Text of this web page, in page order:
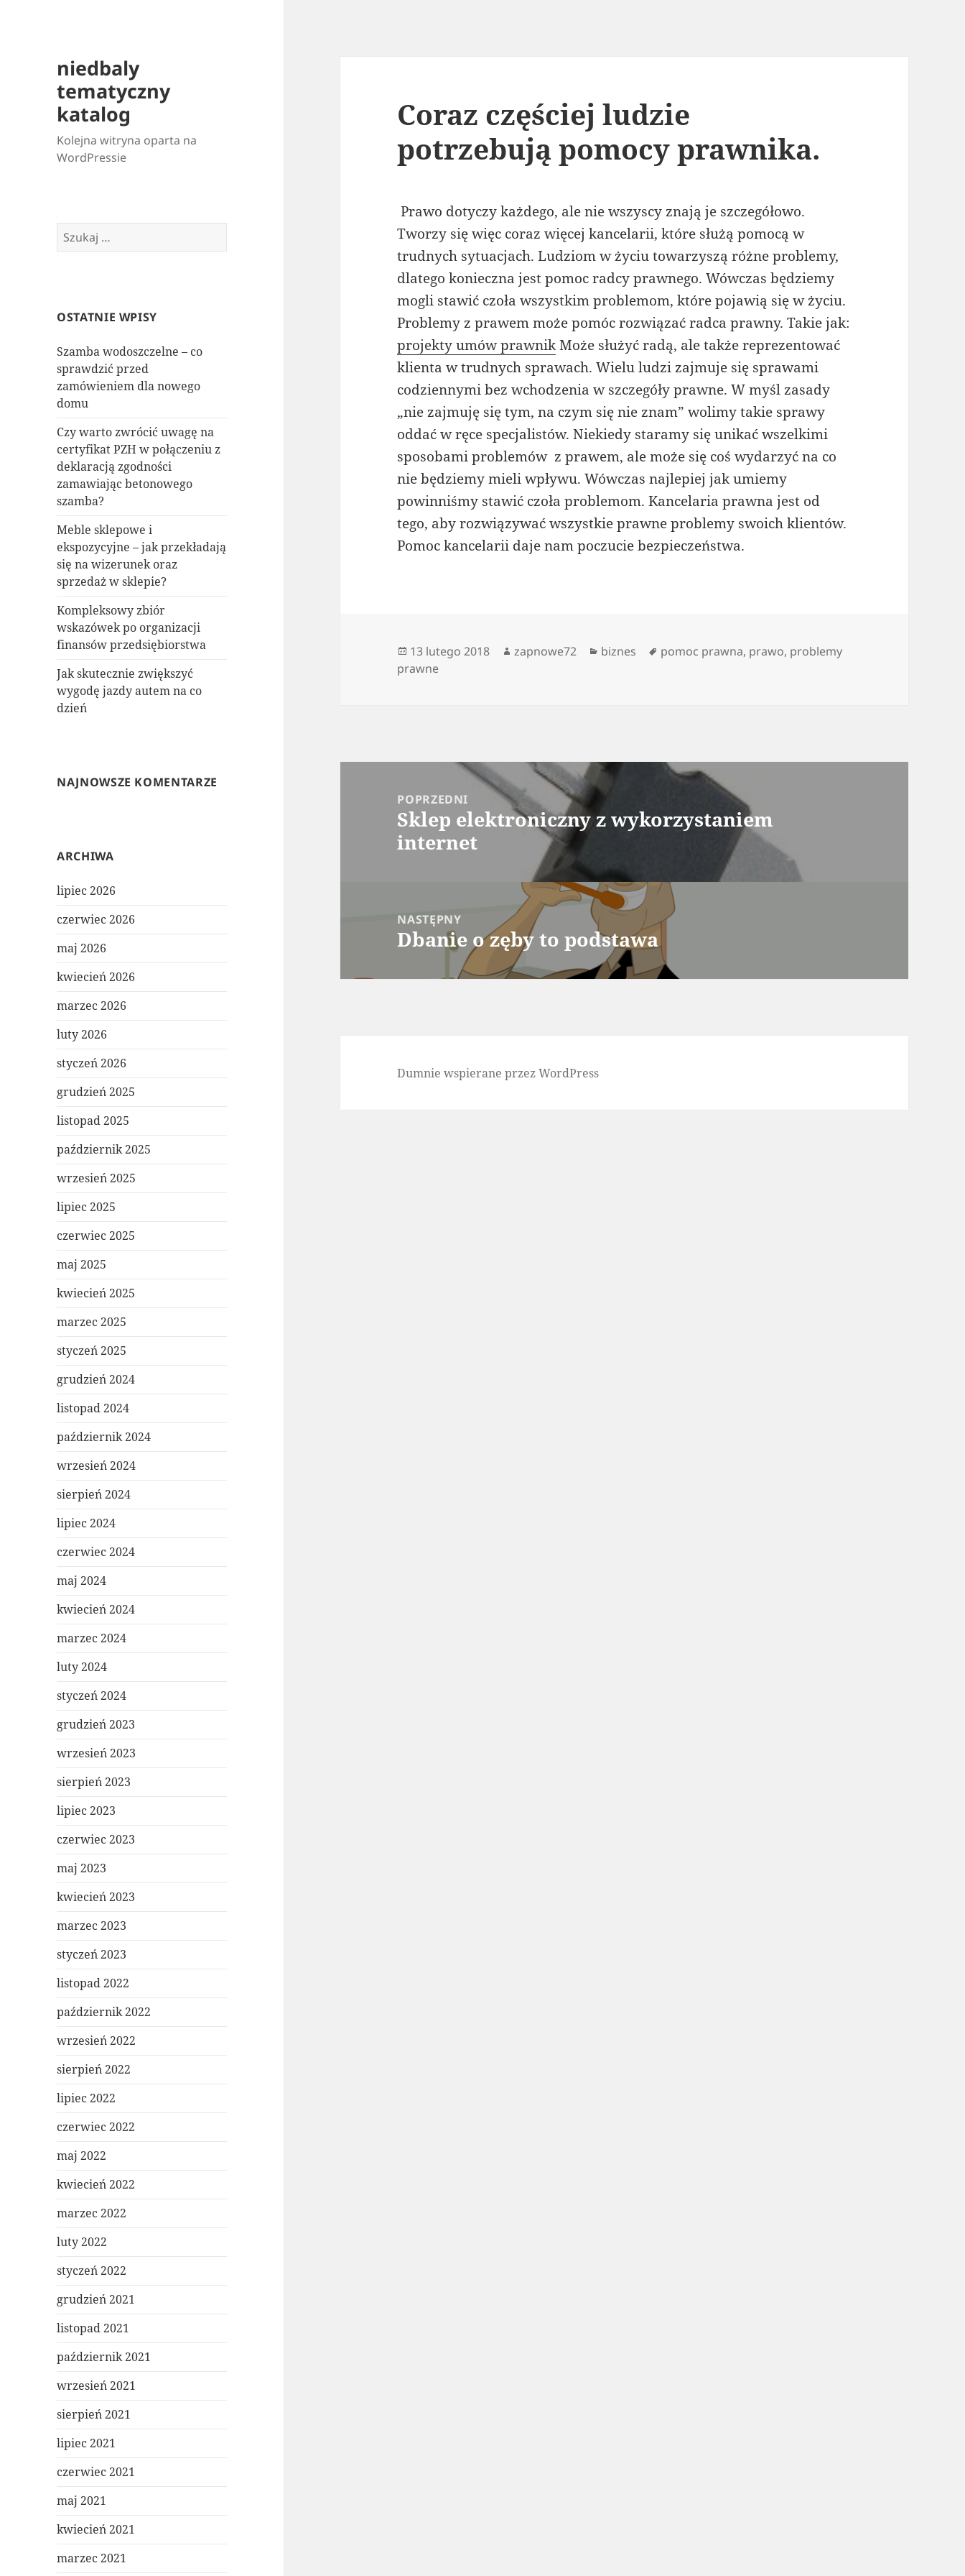
niedbaly
tematyczny
katalog
Kolejna witryna oparta na
WordPressie
Szukaj:
OSTATNIE WPISY
Szamba wodoszczelne – co
sprawdzić przed
zamówieniem dla nowego
domu
Czy warto zwrócić uwagę na
certyfikat PZH w połączeniu z
deklaracją zgodności
zamawiając betonowego
szamba?
Meble sklepowe i
ekspozycyjne – jak przekładają
się na wizerunek oraz
sprzedaż w sklepie?
Kompleksowy zbiór
wskazówek po organizacji
finansów przedsiębiorstwa
Jak skutecznie zwiększyć
wygodę jazdy autem na co
dzień
NAJNOWSZE KOMENTARZE
ARCHIWA
lipiec 2026
czerwiec 2026
maj 2026
kwiecień 2026
marzec 2026
luty 2026
styczeń 2026
grudzień 2025
listopad 2025
październik 2025
wrzesień 2025
lipiec 2025
czerwiec 2025
maj 2025
kwiecień 2025
marzec 2025
styczeń 2025
grudzień 2024
listopad 2024
październik 2024
wrzesień 2024
sierpień 2024
lipiec 2024
czerwiec 2024
maj 2024
kwiecień 2024
marzec 2024
luty 2024
styczeń 2024
grudzień 2023
wrzesień 2023
sierpień 2023
lipiec 2023
czerwiec 2023
maj 2023
kwiecień 2023
marzec 2023
styczeń 2023
listopad 2022
październik 2022
wrzesień 2022
sierpień 2022
lipiec 2022
czerwiec 2022
maj 2022
kwiecień 2022
marzec 2022
luty 2022
styczeń 2022
grudzień 2021
listopad 2021
październik 2021
wrzesień 2021
sierpień 2021
lipiec 2021
czerwiec 2021
maj 2021
kwiecień 2021
marzec 2021
Coraz częściej ludzie
potrzebują pomocy prawnika.
Prawo dotyczy każdego, ale nie wszyscy znają je szczegółowo.
Tworzy się więc coraz więcej kancelarii, które służą pomocą w
trudnych sytuacjach. Ludziom w życiu towarzyszą różne problemy,
dlatego konieczna jest pomoc radcy prawnego. Wówczas będziemy
mogli stawić czoła wszystkim problemom, które pojawią się w życiu.
Problemy z prawem może pomóc rozwiązać radca prawny. Takie jak:
projekty umów prawnikMoże służyć radą, ale także reprezentować
klienta w trudnych sprawach. Wielu ludzi zajmuje się sprawami
codziennymi bez wchodzenia w szczegóły prawne. W myśl zasady
„nie zajmuję się tym, na czym się nie znam” wolimy takie sprawy
oddać w ręce specjalistów. Niekiedy staramy się unikać wszelkimi
sposobami problemów z prawem, ale może się coś wydarzyć na co
nie będziemy mieli wpływu. Wówczas najlepiej jak umiemy
powinniśmy stawić czoła problemom. Kancelaria prawna jest od
tego, aby rozwiązywać wszystkie prawne problemy swoich klientów.
Pomoc kancelarii daje nam poczucie bezpieczeństwa.
Data
publikacji
13 lutego 2018 Autor
zapnowe72 Kategorie
biznes Tagi
pomoc prawna, prawo, problemy
prawne
POPRZEDNI
Poprzedni
wpis:
Sklep elektroniczny z wykorzystaniem
internet
NASTĘPNY
Następny
Dbanie o zęby to podstawa
Dumnie wspierane przez WordPress